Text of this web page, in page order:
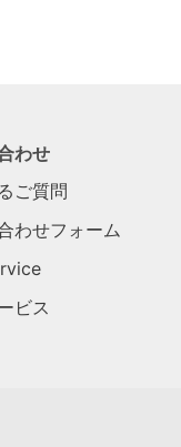
わせ
ご質問
わせフォーム
ビス